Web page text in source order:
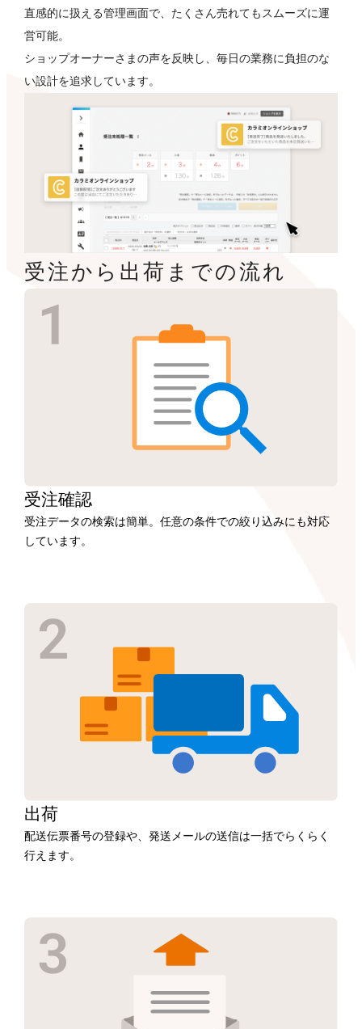
直感的に扱える管理画面で、たくさん売れてもスムーズに運
営可能。
ショップオーナーさまの声を反映し、毎日の業務に負担のな
い設計を追求しています。
受注から出荷までの流れ
受注確認
受注データの検索は簡単。任意の条件での絞り込みにも対応
しています。
出荷
配送伝票番号の登録や、発送メールの送信は一括でらくらく
行えます。